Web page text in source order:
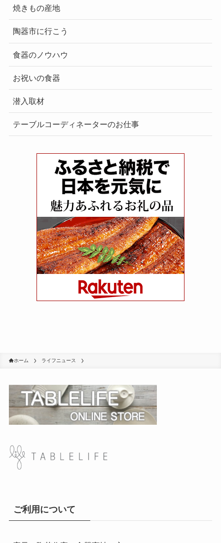
焼きもの産地
陶器市に行こう
食器のノウハウ
お祝いの食器
潜入取材
テーブルコーディネーターのお仕事
ホーム ライフニュース
ご利用について